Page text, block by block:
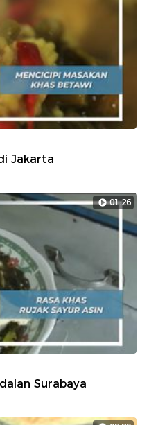
Jakarta
01:26
Surabaya